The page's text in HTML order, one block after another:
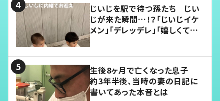
じいじを駅で待つ孫たち じい
じが来た瞬間…！？「じいじイケ
メン」「デレッデレ」「嬉しくて可
生後8ヶ月で亡くなった息子
約3年半後、当時の妻の日記に
書いてあった本音とは